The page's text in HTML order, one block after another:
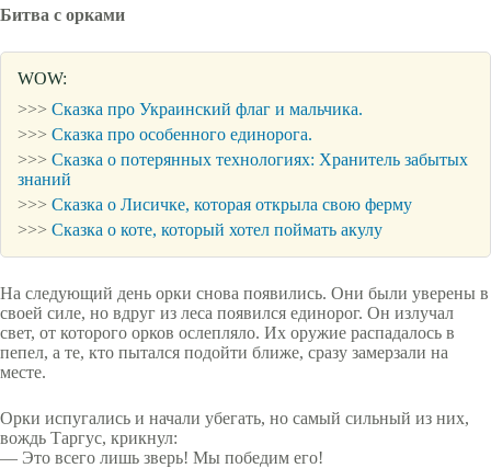
Битва с орками
WOW:
>>> Сказка про Украинский флаг и мальчика.
>>> Сказка про особенного единорога.
>>> Сказка о потерянных технологиях: Хранитель забытых
знаний
>>> Сказка о Лисичке, которая открыла свою ферму
>>> Сказка о коте, который хотел поймать акулу
На следующий день орки снова появились. Они были уверены в
своей силе, но вдруг из леса появился единорог. Он излучал
свет, от которого орков ослепляло. Их оружие распадалось в
пепел, а те, кто пытался подойти ближе, сразу замерзали на
месте.
Орки испугались и начали убегать, но самый сильный из них,
вождь Таргус, крикнул:
— Это всего лишь зверь! Мы победим его!